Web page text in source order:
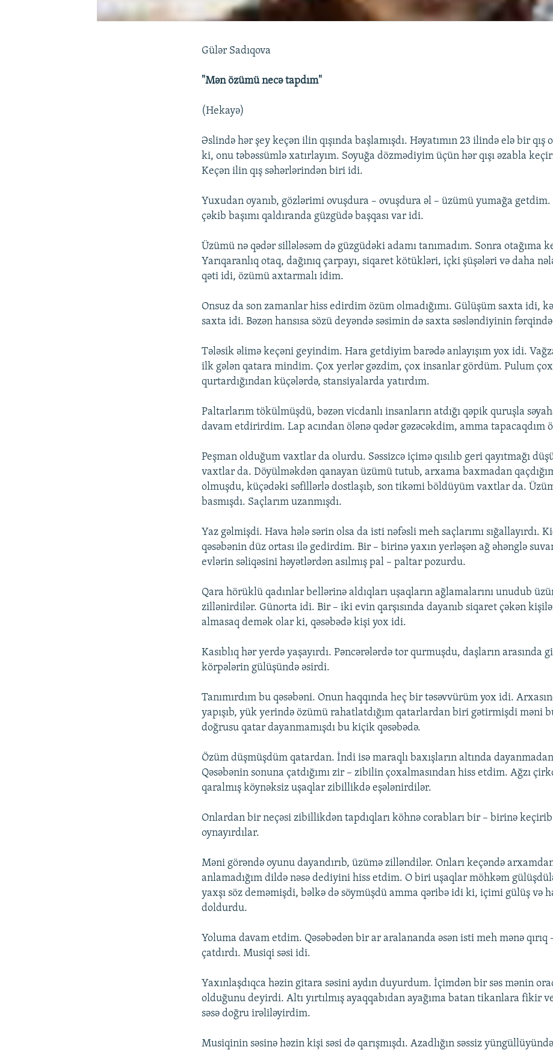
Gülər Sadıqova
"Mən özümü necə tapdım"
(Hekayə)
Əslində hər şey keçən ilin qışında başlamışdı. Həyatımın 23 ilində elə bir qış
ki, onu təbəssümlə xatırlayım. Soyuğa dözmədiyim üçün hər qışı əzabla
Keçən ilin qış səhərlərindən biri idi.
Yuxudan oyanıb, gözlərimi ovuşdura – ovuşdura əl – üzümü yumağa getdim.
çəkib başımı qaldıranda güzgüdə başqası var idi.
Üzümü nə qədər sillələsəm də güzgüdəki adamı tanımadım. Sonra otağıma
Yarıqaranlıq otaq, dağınıq çarpayı, siqaret kötükləri, içki şüşələri və daha
qəti idi, özümü axtarmalı idim.
Onsuz da son zamanlar hiss edirdim özüm olmadığımı. Gülüşüm saxta idi,
saxta idi. Bəzən hansısa sözü deyəndə səsimin də saxta səsləndiyinin
Tələsik əlimə keçəni geyindim. Hara getdiyim barədə anlayışım yox idi.
ilk gələn qatara mindim. Çox yerlər gəzdim, çox insanlar gördüm. Pulum
qurtardığından küçələrdə, stansiyalarda yatırdım.
Paltarlarım tökülmüşdü, bəzən vicdanlı insanların atdığı qəpik quruşla
davam etdirirdim. Lap acından ölənə qədər gəzəcəkdim, amma tapacaqdım
Peşman olduğum vaxtlar da olurdu. Səssizcə içimə qısılıb geri qayıtmağı
vaxtlar da. Döyülməkdən qanayan üzümü tutub, arxama baxmadan
olmuşdu, küçədəki səfillərlə dostlaşıb, son tikəmi böldüyüm vaxtlar da.
basmışdı. Saçlarım uzanmışdı.
Yaz gəlmişdi. Hava hələ sərin olsa da isti nəfəsli meh saçlarımı sığallayırdı.
qəsəbənin düz ortası ilə gedirdim. Bir – birinə yaxın yerləşən ağ əhənglə
evlərin səliqəsini həyətlərdən asılmış pal – paltar pozurdu.
Qara hörüklü qadınlar bellərinə aldıqları uşaqların ağlamalarını unudub
zillənirdilər. Günorta idi. Bir – iki evin qarşısında dayanıb siqaret çəkən
almasaq demək olar ki, qəsəbədə kişi yox idi.
Kasıblıq hər yerdə yaşayırdı. Pəncərələrdə tor qurmuşdu, daşların arasında
körpələrin gülüşündə əsirdi.
Tanımırdım bu qəsəbəni. Onun haqqında heç bir təsəvvürüm yox idi.
yapışıb, yük yerində özümü rahatlatdığım qatarlardan biri gətirmişdi məni
doğrusu qatar dayanmamışdı bu kiçik qəsəbədə.
Özüm düşmüşdüm qatardan. İndi isə maraqlı baxışların altında
Qəsəbənin sonuna çatdığımı zir – zibilin çoxalmasından hiss etdim. Ağzı
qaralmış köynəksiz uşaqlar zibillikdə eşələnirdilər.
Onlardan bir neçəsi zibillikdən tapdıqları köhnə corabları bir – birinə
oynayırdılar.
Məni görəndə oyunu dayandırıb, üzümə zilləndilər. Onları keçəndə
anlamadığım dildə nəsə dediyini hiss etdim. O biri uşaqlar möhkəm
yaxşı söz deməmişdi, bəlkə də söymüşdü amma qəribə idi ki, içimi gülüş və
doldurdu.
Yoluma davam etdim. Qəsəbədən bir ar aralananda əsən isti meh mənə qırıq
çatdırdı. Musiqi səsi idi.
Yaxınlaşdıqca həzin gitara səsini aydın duyurdum. İçimdən bir səs mənin
olduğunu deyirdi. Altı yırtılmış ayaqqabıdan ayağıma batan tikanlara fikir
səsə doğru irəliləyirdim.
Musiqinin səsinə həzin kişi səsi də qarışmışdı. Azadlığın səssiz yüngüllüyündə